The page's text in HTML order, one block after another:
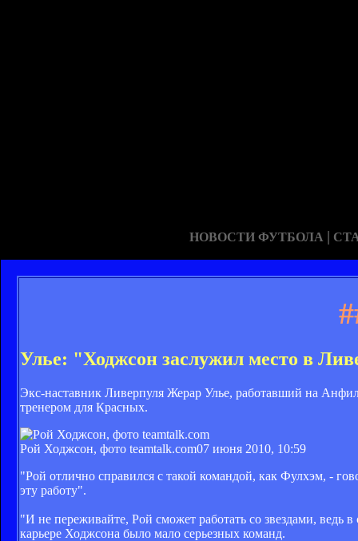
НОВОСТИ ФУТБОЛА |
Улье: "Ходжсон заслужил место в
Экс-наставник Ливерпуля Жерар Улье, работавший на
тренером для Красных.
Рой Ходжсон, фото teamtalk.com07 июня 2010, 10:59
"Рой отлично справился с такой командой, как Фулхэм, -
эту работу".
"И не переживайте, Рой сможет работать со звездами, ведь
карьере Ходжсона было мало серьезных команд.